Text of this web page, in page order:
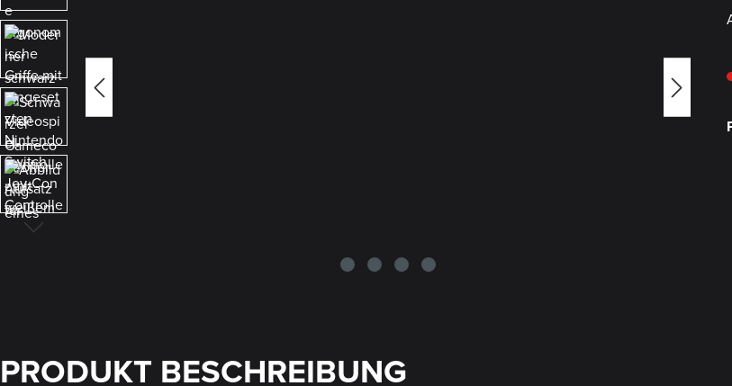
PRODUKT BESCHREIBUNG